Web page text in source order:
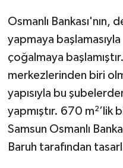
Osmanlı
yapmaya
çoğalmaya
merkezlerinden biri
yapısıyla bu
yapmıştır. 670 m²’lik
Samsun Osmanlı
Baruh tarafından